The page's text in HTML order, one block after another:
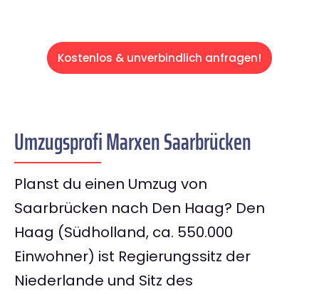
Kostenlos & unverbindlich anfragen!
Umzugsprofi Marxen Saarbrücken
Planst du einen Umzug von
Saarbrücken nach Den Haag? Den
Haag (Südholland, ca. 550.000
Einwohner) ist Regierungssitz der
Niederlande und Sitz des